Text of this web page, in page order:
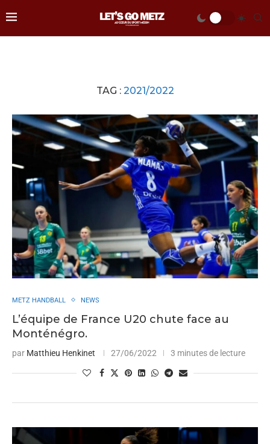
TAG : 2021/2022
METZ HANDBALL NEWS
L’équipe de France U20 chute face au
Monténégro.
par Matthieu Henkinet 27/06/2022 3 minutes de lecture